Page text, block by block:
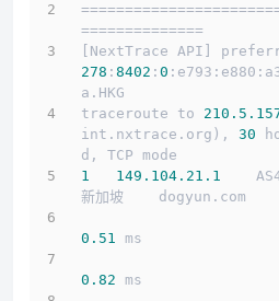
==============
[NextTrace API]
278 : 8402 : 0
a.HKG
traceroute to 210.5
int.nxtrace.org), 30
d, TCP mode
1
149.104 .21 .1
新加坡    dogyun.com
0.51 ms
0.82 ms